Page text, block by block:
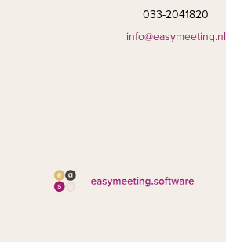
033-2041820
info@easymeeting.nl